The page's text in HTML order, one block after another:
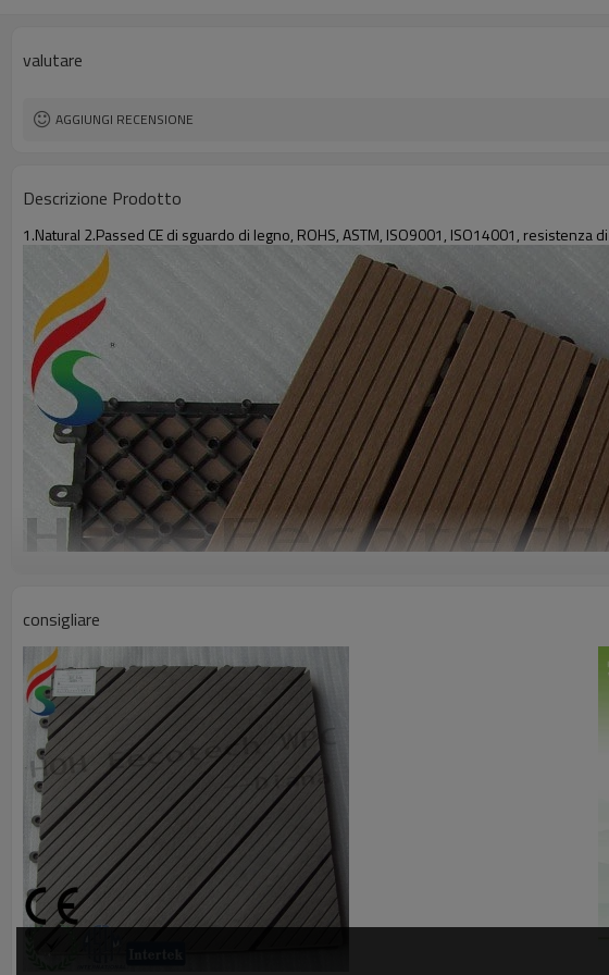
valutare
AGGIUNGI RECENSIONE
Descrizione Prodotto
1.Natural 2.Passed CE di sguardo di legno, ROHS, ASTM, ISO9001, ISO14001, resistenza
consigliare